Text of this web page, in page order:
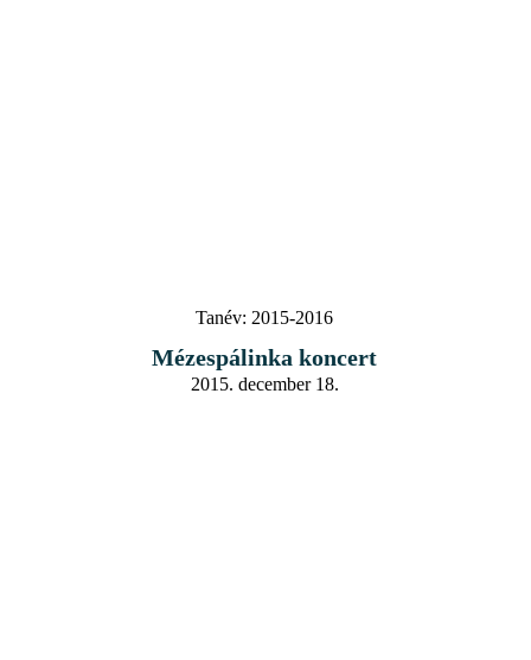
Tanév: 2015-2016
Mézespálinka koncert
2015. december 18.